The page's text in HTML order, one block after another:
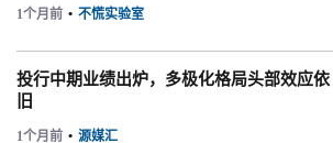
1个月前 • 不慌实验室
投行中期业绩出炉，多极化格局头部效应依
旧
1个月前 • 源媒汇